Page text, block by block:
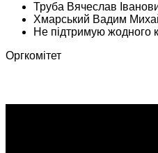
Труба Вячеслав
Хмарський Вадим
Не підтримую жодного
Оргкомітет